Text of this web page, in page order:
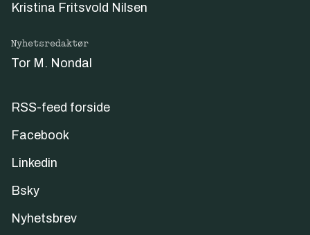
Kristina Fritsvold Nilsen
Nyhetsredaktør
Tor M. Nondal
RSS-feed forside
Facebook
Linkedin
Bsky
Nyhetsbrev